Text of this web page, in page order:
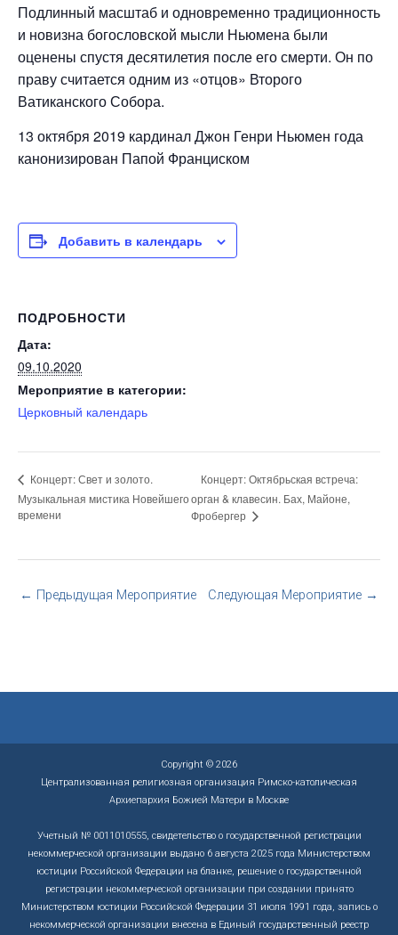
Подлинный масштаб и одновременно традиционность
и новизна богословской мысли Ньюмена были
оценены спустя десятилетия после его смерти. Он по
праву считается одним из «отцов» Второго
Ватиканского Собора.
13 октября 2019 кардинал Джон Генри Ньюмен года
канонизирован Папой Франциском
Добавить в календарь
ПОДРОБНОСТИ
Дата:
09.10.2020
Мероприятие в категории:
Церковный календарь
Концерт: Свет и золото.
Музыкальная мистика Новейшего
времени
Концерт: Октябрьская встреча:
орган & клавесин. Бах, Майоне,
Фробергер
← Предыдущая Мероприятие Следующая Мероприятие →
Copyright © 2026
Централизованная религиозная организация Римско-католическая
Архиепархия Божией Матери в Москве
Учетный № 0011010555, свидетельство о государственной регистрации
некоммерческой организации выдано 6 августа 2025 года Министерством
юстиции Российской Федерации на бланке, решение о государственной
регистрации некоммерческой организации при создании принято
Министерством юстиции Российской Федерации 31 июля 1991 года, запись о
некоммерческой организации внесена в Единый государственный реестр